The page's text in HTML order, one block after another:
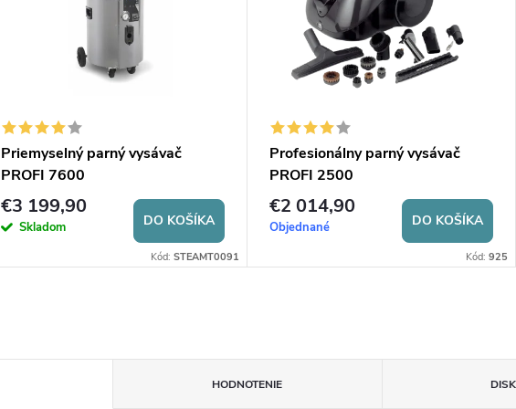
HODNOTENIE
Priemyselný parný vysávač
PROFI 7600
€3 199,90
Skladom DO KOŠÍKA
Kód: STEAMT0091
Profesionálny parný vysávač
PROFI 2500
€2 014,90
Objednané DO KOŠÍKA
Kód: 925